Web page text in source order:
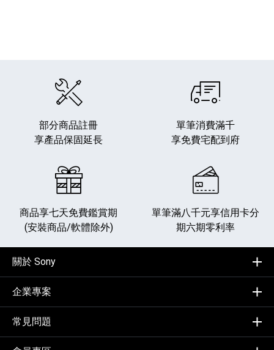
部分商品註冊
享產品保固延長
單筆消費滿千
享免費宅配到府
商品享七天免費鑑賞期
(安裝商品/軟體除外)
單筆滿八千元享信用卡分
期六期零利率
關於 Sony
企業專案
常見問題